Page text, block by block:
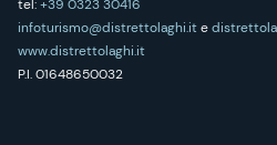
tel:+39 0323 30416
infoturismo@distrettolaghi.ite
www.distrettolaghi.it
P.I. 01648650032